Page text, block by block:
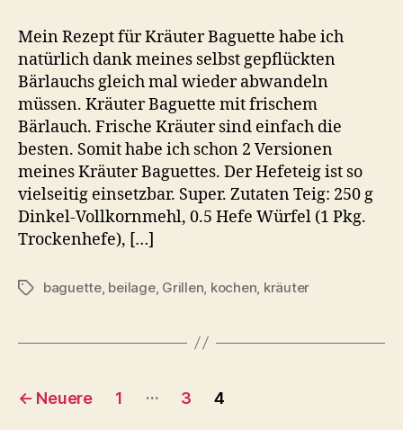
Mein Rezept für Kräuter Baguette habe ich
natürlich dank meines selbst gepflückten
Bärlauchs gleich mal wieder abwandeln
müssen. Kräuter Baguette mit frischem
Bärlauch. Frische Kräuter sind einfach die
besten. Somit habe ich schon 2 Versionen
meines Kräuter Baguettes. Der Hefeteig ist so
vielseitig einsetzbar. Super. Zutaten Teig: 250 g
Dinkel-Vollkornmehl, 0.5 Hefe Würfel (1 Pkg.
Trockenhefe), […]
Schlagwörter
baguette, beilage, Grillen, kochen, kräuter
Beitragsnavigation
← Neuere 1 … 3 4